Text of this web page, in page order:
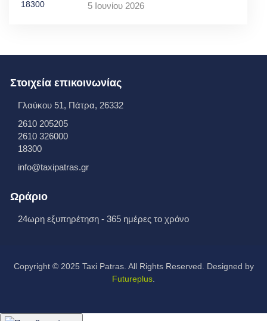
5 Ιουνίου 2026
Στοιχεία επικοινωνίας
Γλαύκου 51, Πάτρα, 26332
2610 205205
2610 326000
18300
info@taxipatras.gr
Ωράριο
24ωρη εξυπηρέτηση - 365 ημέρες το χρόνο
Copyright © 2025 Taxi Patras. All Rights Reserved. Designed by
Futureplus.